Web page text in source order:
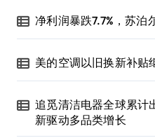
净利润暴跌7.7%，苏泊
美的空调以旧换新补贴
追觅清洁电器全球累计
新驱动多品类增长